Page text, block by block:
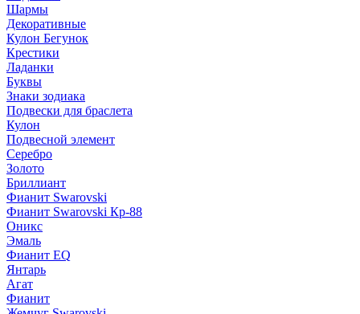
Шармы
Декоративные
Кулон Бегунок
Крестики
Ладанки
Буквы
Знаки зодиака
Подвески для браслета
Кулон
Подвесной элемент
Серебро
Золото
Бриллиант
Фианит Swarovski
Фианит Swarovski Кр-88
Оникс
Эмаль
Фианит EQ
Янтарь
Агат
Фианит